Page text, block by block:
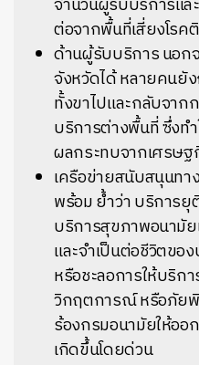
จำนวนผู้รับบริการแล
ต่อจากพื้นที่เสี่ยงโรค
ด้านผู้รับบริการ นอก
จังหวัดได้ หลายคนยั
ทั้งขาไปและกลับจาก
บริการต่างพื้นที่ ซึ่งท
ผลกระทบจากเศรษฐ
เครือข่ายสนับสนุนท
พร้อม ย้ำว่า บริการ
บริการสุขภาพอนามั
และจำเป็นต่อชีวิตขอ
หรือชะลอการให้บริก
วิกฤตการณ์ หรือภัย
ร้องกรมอนามัยให้อ
เกิดขึ้นโดยด่วน